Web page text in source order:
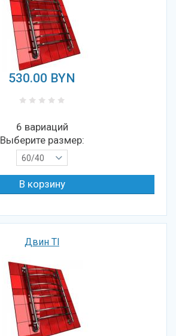
530.00 BYN
6 вариаций
Выберите размер:
60/40
Двин Tl